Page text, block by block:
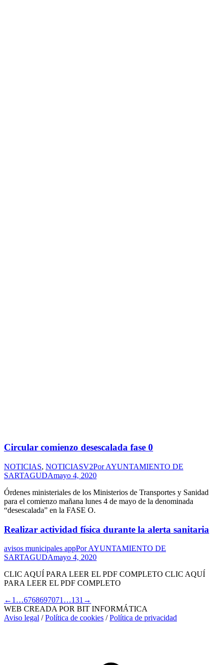
Circular comienzo desescalada fase 0
NOTICIAS, NOTICIASV2PorAYUNTAMIENTO DE
SARTAGUDAmayo 4, 2020
Órdenes ministeriales de los Ministerios de Transportes y Sanidad
para el comienzo mañana lunes 4 de mayo de la denominada
“desescalada” en la FASE O.
Realizar actividad física durante la alerta sanitaria
avisos municipales appPorAYUNTAMIENTO DE
SARTAGUDAmayo 4, 2020
CLIC AQUÍ PARA LEER EL PDF COMPLETO CLIC AQUÍ
PARA LEER EL PDF COMPLETO
← 1 …6768697071 …131 →
WEB CREADA POR BIT INFORMÁTICA
Aviso legal /Política de cookies /Política de privacidad